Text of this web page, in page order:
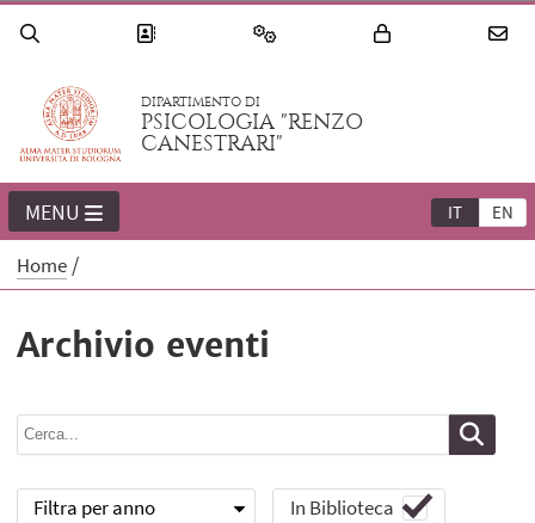
DIPARTIMENTO DI
PSICOLOGIA "RENZO
CANESTRARI"
IT EN
MENU
Home
Archivio eventi
Filtra per anno In Biblioteca